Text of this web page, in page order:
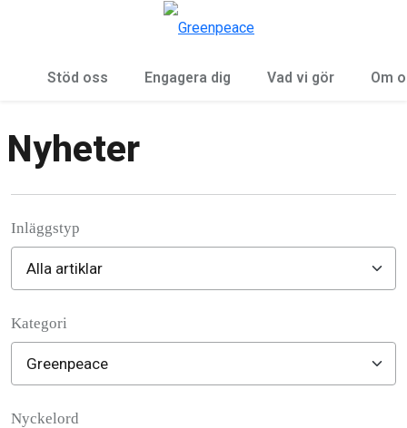
Stöd oss Engagera dig Vad vi gör Om
Nyheter
Inläggstyp
Kategori
Nyckelord